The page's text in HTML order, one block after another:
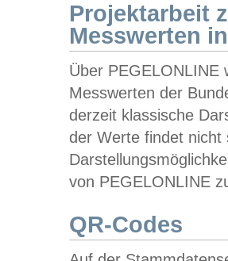
Projektarbeit
Messwerten
Über PEGELONLINE
Messwerten der
derzeit klassische
der Werte findet
von PEGELONLINE
QR-Codes